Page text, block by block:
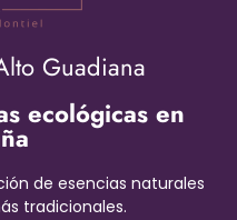
Guadiana
ecológicas en
de esencias naturales
tradicionales.